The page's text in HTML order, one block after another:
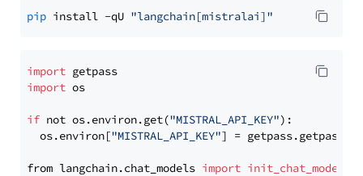
pip install -qU "langchain[mistralai]"
import
import os
if not os.environ.get("MISTRAL_API_KEY"):
  os.environ[
"MISTRAL_API_KEY"] = getpass.getpass(
from langchain.chat_models import init_chat_model